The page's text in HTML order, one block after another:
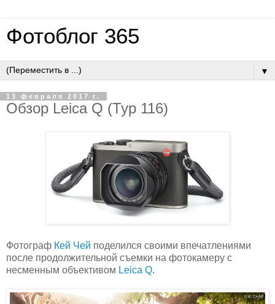
Фотоблог 365
▼
13 февраля 2017 г.
Обзор Leica Q (Typ 116)
Фотограф Кей Чей поделился своими впечатлениями
после продолжительной съемки на фотокамеру с
несменным объективом Leica Q.